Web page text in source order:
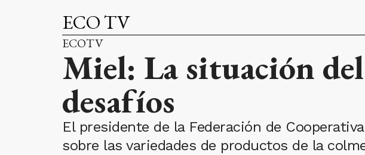
ECO TV
ECOTV
Miel: La situación
desafíos
El presidente de la Federación de
sobre las variedades de productos de la